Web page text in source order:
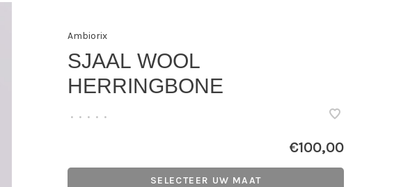
Ambiorix
SJAAL WOOL
HERRINGBONE
• • • • •
€100,00
SELECTEER UW MAAT